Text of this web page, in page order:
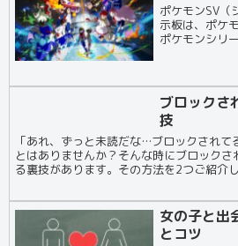
ポケモンSV（
示板は、ポケ
ポケモンシリ
ーバリューに...
ブロックさ
技
「あれ、ずっと未読だな…ブロックされて
とはありませんか？そんな時にブロック
る裏技があります。その方法を2つご紹介
女の子と出
とコツ